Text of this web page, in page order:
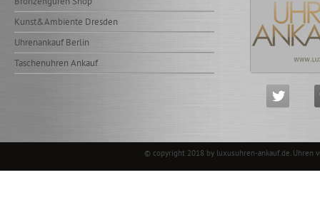
Kunst&Ambiente Dresden
Uhrenankauf Berlin
Taschenuhren Ankauf
© copyright 2018 by luxusuhren-ankauf.de. Uhren